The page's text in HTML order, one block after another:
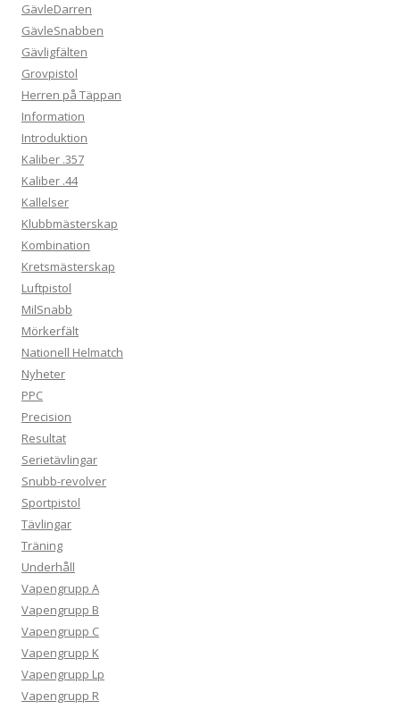
GävleDarren
GävleSnabben
Gävligfälten
Grovpistol
Herren på Täppan
Information
Introduktion
Kaliber .357
Kaliber .44
Kallelser
Klubbmästerskap
Kombination
Kretsmästerskap
Luftpistol
MilSnabb
Mörkerfält
Nationell Helmatch
Nyheter
PPC
Precision
Resultat
Serietävlingar
Snubb-revolver
Sportpistol
Tävlingar
Träning
Underhåll
Vapengrupp A
Vapengrupp B
Vapengrupp C
Vapengrupp K
Vapengrupp Lp
Vapengrupp R